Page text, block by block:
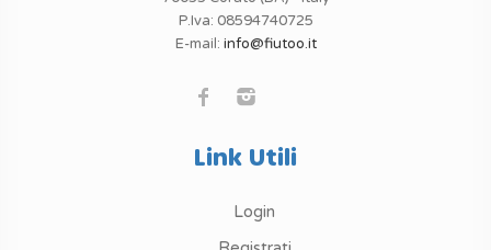
P.Iva: 08594740725
E-mail: info@fiutoo.it
Link Utili
Login